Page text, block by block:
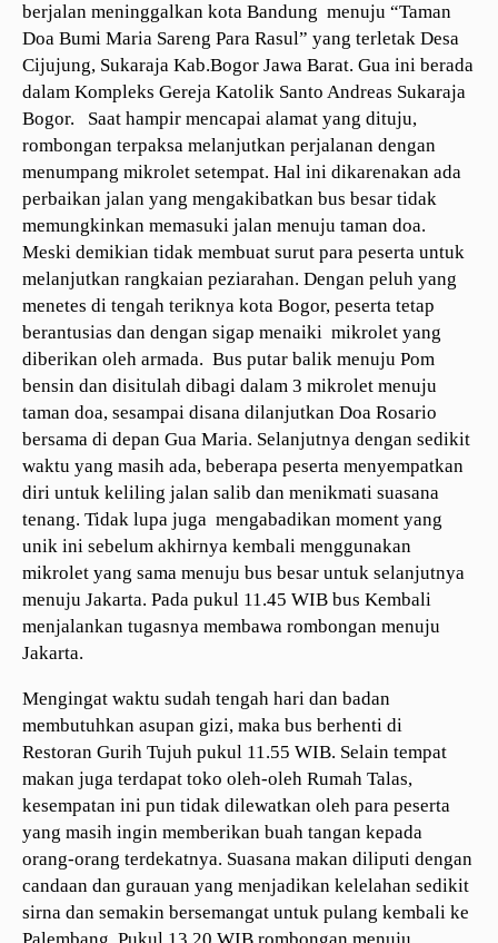
berjalan meninggalkan kota Bandung menuju “Taman
Doa Bumi Maria Sareng Para Rasul” yang terletak Desa
Cijujung, Sukaraja Kab.Bogor Jawa Barat. Gua ini berada
dalam Kompleks Gereja Katolik Santo Andreas Sukaraja
Bogor. Saat hampir mencapai alamat yang dituju,
rombongan terpaksa melanjutkan perjalanan dengan
menumpang mikrolet setempat. Hal ini dikarenakan ada
perbaikan jalan yang mengakibatkan bus besar tidak
memungkinkan memasuki jalan menuju taman doa.
Meski demikian tidak membuat surut para peserta untuk
melanjutkan rangkaian peziarahan. Dengan peluh yang
menetes di tengah teriknya kota Bogor, peserta tetap
berantusias dan dengan sigap menaiki mikrolet yang
diberikan oleh armada. Bus putar balik menuju Pom
bensin dan disitulah dibagi dalam 3 mikrolet menuju
taman doa, sesampai disana dilanjutkan Doa Rosario
bersama di depan Gua Maria. Selanjutnya dengan sedikit
waktu yang masih ada, beberapa peserta menyempatkan
diri untuk keliling jalan salib dan menikmati suasana
tenang. Tidak lupa juga mengabadikan moment yang
unik ini sebelum akhirnya kembali menggunakan
mikrolet yang sama menuju bus besar untuk selanjutnya
menuju Jakarta. Pada pukul 11.45 WIB bus Kembali
menjalankan tugasnya membawa rombongan menuju
Jakarta.
Mengingat waktu sudah tengah hari dan badan
membutuhkan asupan gizi, maka bus berhenti di
Restoran Gurih Tujuh pukul 11.55 WIB. Selain tempat
makan juga terdapat toko oleh-oleh Rumah Talas,
kesempatan ini pun tidak dilewatkan oleh para peserta
yang masih ingin memberikan buah tangan kepada
orang-orang terdekatnya. Suasana makan diliputi dengan
candaan dan gurauan yang menjadikan kelelahan sedikit
sirna dan semakin bersemangat untuk pulang kembali ke